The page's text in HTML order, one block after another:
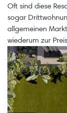
Oft sind diese
sogar
allgemeinen
wiederum zur